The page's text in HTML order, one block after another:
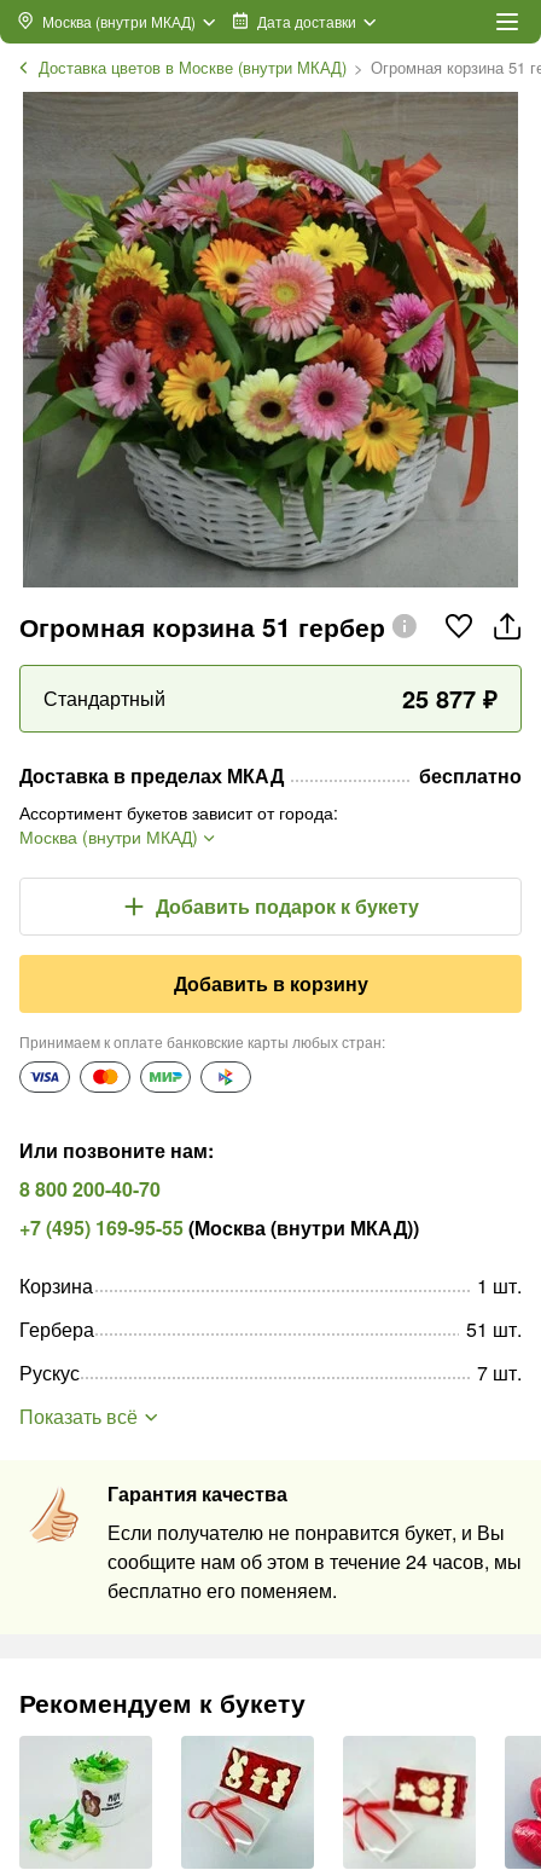
Москва (внутри МКАД) Дата доставки
Доставка цветов в Москве (внутри МКАД) Огромная корзина 51
Огромная корзина 51 гербер
Стандартный 25 877 ₽
Доставка в пределах МКАД бесплатно
Ассортимент букетов зависит от города:
Москва (внутри МКАД)
Добавить подарок к букету
Добавить в корзину
Принимаем к оплате банковские карты любых стран:
Или позвоните нам:
8 800 200-40-70
+7 (495) 169-95-55(Москва (внутри МКАД))
Гарантия качества
Если получателю не понравится букет, и Вы
сообщите нам об этом в течение 24 часов, мы
бесплатно его поменяем.
Корзина 1 шт.
Гербера
51 шт.
Рускус
7 шт.
Показать всё
Рекомендуем к букету